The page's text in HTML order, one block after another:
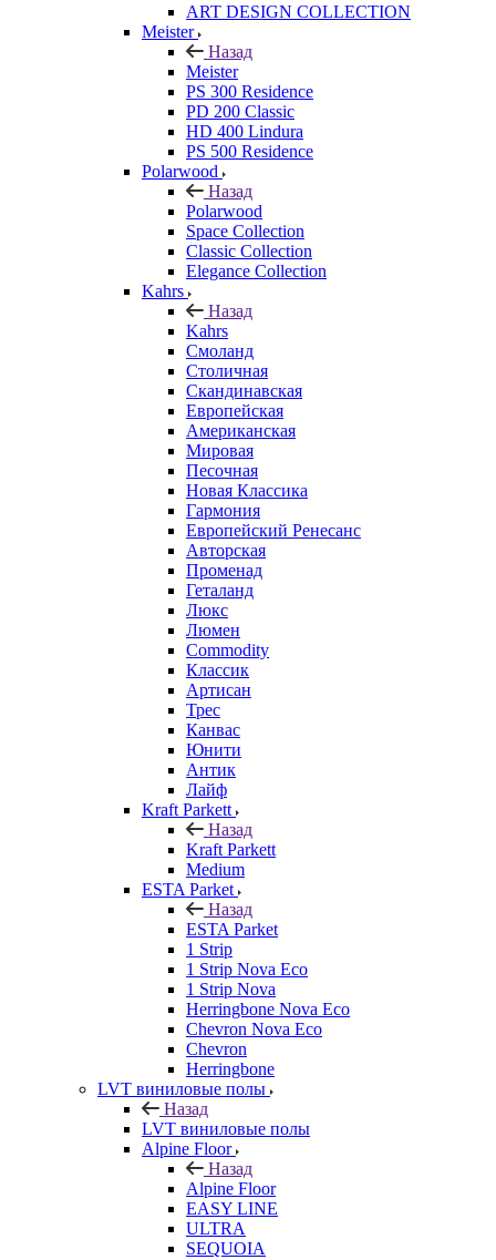
ART DESIGN COLLECTION
Meister
Назад
Meister
PS 300 Residence
PD 200 Classic
HD 400 Lindura
PS 500 Residence
Polarwood
Назад
Polarwood
Space Collection
Classic Collection
Elegance Collection
Kahrs
Назад
Kahrs
Смоланд
Столичная
Скандинавская
Европейская
Американская
Мировая
Песочная
Новая Классика
Гармония
Европейский Ренесанс
Авторская
Променад
Геталанд
Люкс
Люмен
Commodity
Классик
Артисан
Трес
Канвас
Юнити
Антик
Лайф
Kraft Parkett
Назад
Kraft Parkett
Medium
ESTA Parket
Назад
ESTA Parket
1 Strip
1 Strip Nova Eco
1 Strip Nova
Herringbone Nova Eco
Chevron Nova Eco
Chevron
Herringbone
LVT виниловые полы
Назад
LVT виниловые полы
Alpine Floor
Назад
Alpine Floor
EASY LINE
ULTRA
SEQUOIA